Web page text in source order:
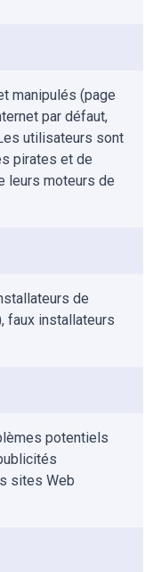
manipulés (page
par défaut,
utilisateurs sont
pirates et de
leurs moteurs de
de
faux installateurs
potentiels
sites Web